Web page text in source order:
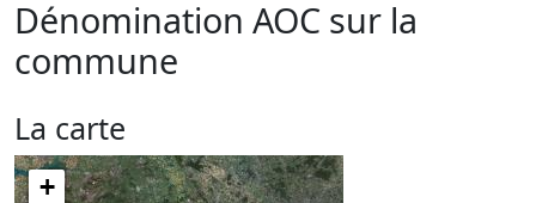
Dénomination AOC sur la
commune
La carte
+